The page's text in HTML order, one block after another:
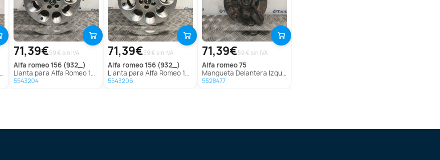
71,39€59 € sin IVA
alfa romeo156 (932_)
Llanta para Alfa Romeo 156 (932_)
5543204
71,39€59 € sin IVA
alfa romeo156 (932_)
Llanta para Alfa Romeo 156 (932_)
5543206
71,39€59 € sin IVA
alfa romeo75
Mangueta Delantera Izquierda para Alfa Romeo 75
5528477